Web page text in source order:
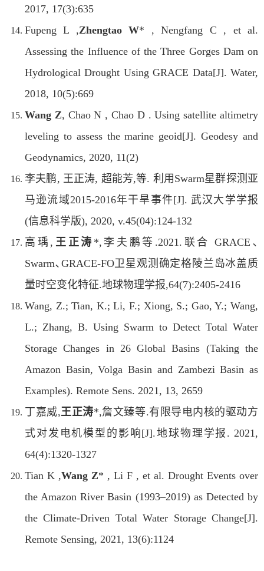
2017, 17(3):635
Fupeng L ,Zhengtao W* , Nengfang C , et al.
Assessing the Influence of the Three Gorges Dam on
Hydrological Drought Using GRACE Data[J]. Water,
2018, 10(5):669
Wang Z, Chao N , Chao D . Using satellite altimetry
leveling to assess the marine geoid[J]. Geodesy and
Geodynamics, 2020, 11(2)
李夫鹏, 王正涛, 超能芳,等. 利用Swarm星群探测亚
马逊流域2015-2016年干旱事件[J]. 武汉大学学报
(信息科学版), 2020, v.45(04):124-132
高瑀, 王正涛 *,李夫鹏等.2021.联合 GRACE､
Swarm､GRACE-FO卫星观测确定格陵兰岛冰盖质
量时空变化特征.地球物理学报,64(7):2405-2416
Wang, Z.; Tian, K.; Li, F.; Xiong, S.; Gao, Y.; Wang,
L.; Zhang, B. Using Swarm to Detect Total Water
Storage Changes in 26 Global Basins (Taking the
Amazon Basin, Volga Basin and Zambezi Basin as
Examples). Remote Sens. 2021, 13, 2659
丁嘉威,王正涛*,詹文臻等.有限导电内核的驱动方
式对发电机模型的影响[J].地球物理学报. 2021,
64(4):1320-1327
Tian K ,Wang Z* , Li F , et al. Drought Events over
the Amazon River Basin (1993–2019) as Detected by
the Climate-Driven Total Water Storage Change[J].
Remote Sensing, 2021, 13(6):1124